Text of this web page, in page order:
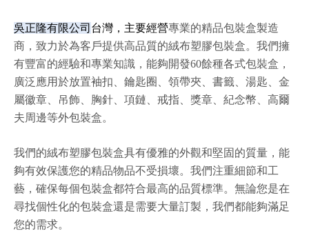
吳正隆有限公司 台灣，主要經營專業的精品包裝盒製造
商，致力於為客戶提供高品質的絨布塑膠包裝盒。我們擁
有豐富的經驗和專業知識，能夠開發60餘種各式包裝盒，
廣泛應用於放置袖扣、鑰匙圈、領帶夾、書籤、湯匙、金
屬徽章、吊飾、胸針、項鏈、戒指、獎章、紀念幣、高爾
夫周邊等外包裝盒。
我們的絨布塑膠包裝盒具有優雅的外觀和堅固的質量，能
夠有效保護您的精品物品不受損壞。我們注重細節和工
藝，確保每個包裝盒都符合最高的品質標準。無論您是在
尋找個性化的包裝盒還是需要大量訂製，我們都能夠滿足
您的需求。